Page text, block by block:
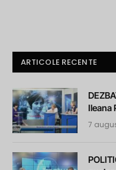
ARTICOLE RECENTE
Ileana
7